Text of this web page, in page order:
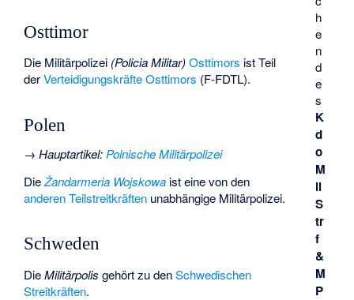
h
e
n
d
e
s
K
d
o
M
il
S
tr
f
&
M
P
Osttimor
Die Militärpolizei (Policia Militar) Osttimors ist Teil
derVerteidigungskräfte Osttimors (F-FDTL).
Polen
→Hauptartikel: Polnische Militärpolizei
DieŻandarmeria Wojskowa ist eine von den
anderen Teilstreitkräften unabhängige Militärpolizei.
Schweden
DieMilitärpolis gehört zu denSchwedischen
Streitkräften.